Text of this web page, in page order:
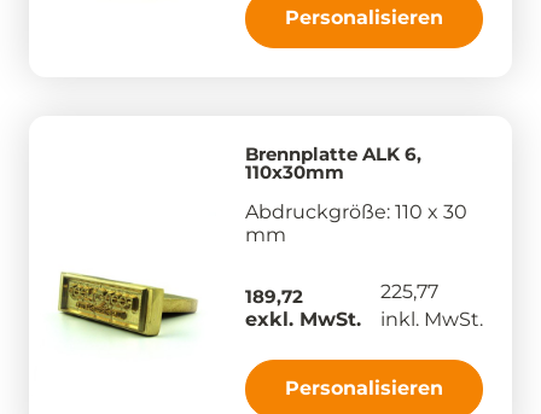
Personalisieren
Brennplatte ALK 6,
110x30mm
Abdruckgröße: 110 x 30
mm
189,72
exkl. MwSt.
225,77
inkl. MwSt.
Personalisieren